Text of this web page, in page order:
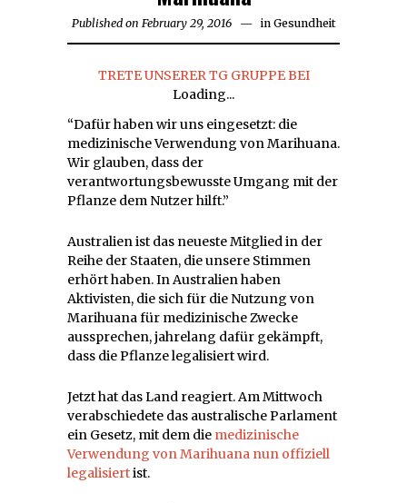
Published on February 29, 2016February
in Gesundheit
TRETE UNSERER TG GRUPPE BEI
Loading...
“Dafür haben wir uns eingesetzt: die
medizinische Verwendung von Marihuana.
Wir glauben, dass der
verantwortungsbewusste Umgang mit der
Pflanze dem Nutzer hilft.”
Australien ist das neueste Mitglied in der
Reihe der Staaten, die unsere Stimmen
erhört haben. In Australien haben
Aktivisten, die sich für die Nutzung von
Marihuana für medizinische Zwecke
aussprechen, jahrelang dafür gekämpft,
dass die Pflanze legalisiert wird.
Jetzt hat das Land reagiert. Am Mittwoch
verabschiedete das australische Parlament
ein Gesetz, mit dem die medizinische
Verwendung von Marihuana nun offiziell
legalisiertist.